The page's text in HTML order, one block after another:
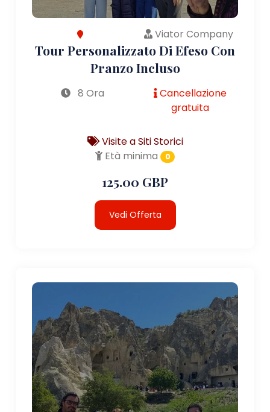
Viator Company
Tour Personalizzato Di Efeso Con
Pranzo Incluso
8 Ora
Cancellazione
gratuita
Visite a Siti Storici
Età minima
0
125.00 GBP
Vedi Offerta